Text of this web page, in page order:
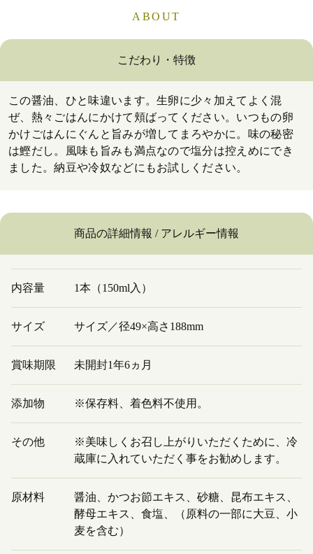
ABOUT
こだわり・特徴
この醤油、ひと味違います。生卵に少々加えてよく混
ぜ、熱々ごはんにかけて頬ばってください。いつもの卵
かけごはんにぐんと旨みが増してまろやかに。味の秘密
は鰹だし。風味も旨みも満点なので塩分は控えめにでき
ました。納豆や冷奴などにもお試しください。
商品の詳細情報 / アレルギー情報
内容量 1本（150ml入）
サイズ サイズ／径49×高さ188mm
賞味期限 未開封1年6ヵ月
添加物 ※保存料、着色料不使用。
その他
※美味しくお召し上がりいただくために、冷
蔵庫に入れていただく事をお勧めします。
原材料
醤油、かつお節エキス、砂糖、昆布エキス、
酵母エキス、食塩、（原料の一部に大豆、小
麦を含む）